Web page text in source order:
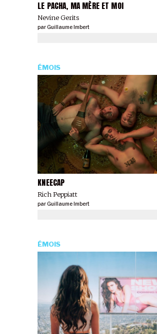
LE PACHA, MA MÈRE ET MOI
Nevine Gerits
parGuillaume Imbert
KNEECAP
Rich Peppiatt
ÉMOIS
parGuillaume Imbert
ÉMOIS